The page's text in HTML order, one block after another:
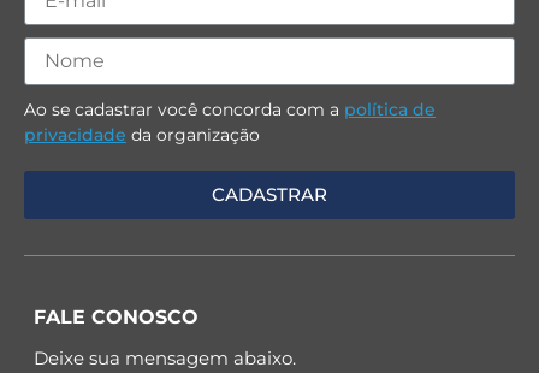
Ao se cadastrar você concorda com a política de
privacidade da organização
FALE CONOSCO
Deixe sua mensagem abaixo.